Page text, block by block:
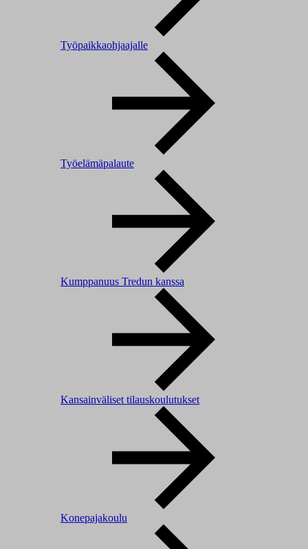
Työpaikkaohjaajalle
Työelämäpalaute
Kumppanuus Tredun kanssa
Kansainväliset tilauskoulutukset
Konepajakoulu